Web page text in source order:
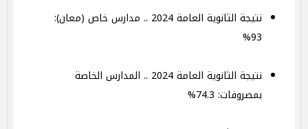
نتيجة الثانوية العامة 2024 .. مدارس خاص (معان):
93%
نتيجة الثانوية العامة 2024 .. المدارس الخاصة
بمصروفات: 74.3%